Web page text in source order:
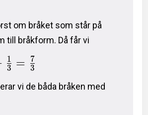
om bråket som står på
till bråkform. Då får vi
3
1 = 3
7
vi de båda bråken med